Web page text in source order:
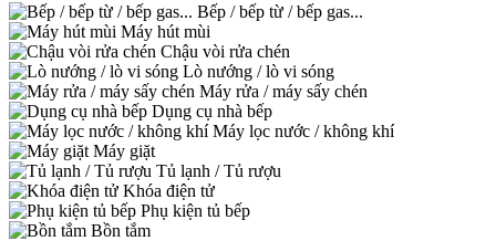
Bếp / bếp từ / bếp gas...
Máy hút mùi
Chậu vòi rửa chén
Lò nướng / lò vi sóng
Máy rửa / máy sấy chén
Dụng cụ nhà bếp
Máy lọc nước / không khí
Máy giặt
Tủ lạnh / Tủ rượu
Khóa điện tử
Phụ kiện tủ bếp
Bồn tắm